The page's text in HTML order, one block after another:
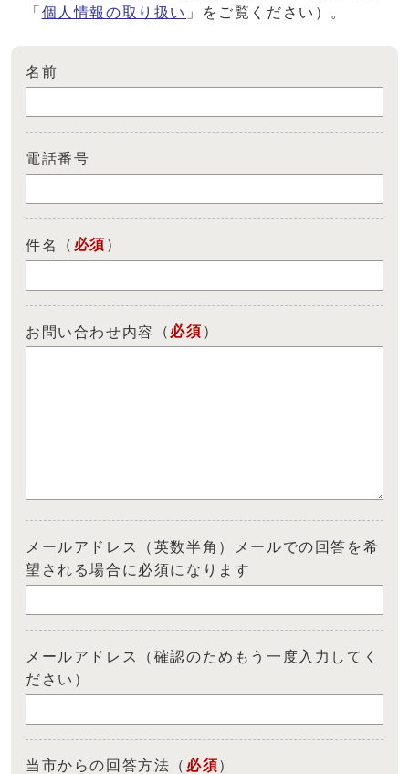
「 個人情報の取り扱い 」をご覧ください）。
名前
電話番号
件名 （ 必須 ）
お問い合わせ内容 （ 必須 ）
メールアドレス（英数半角）メールでの回答を希
望される場合に必須になります
メールアドレス（確認のためもう一度入力してく
ださい）
当市からの回答方法 （ 必須）